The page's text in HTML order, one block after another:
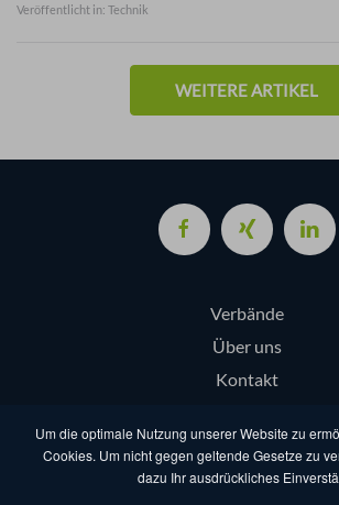
Veröffentlicht in: Technik
WEITERE ARTIKEL
Verbände
Über uns
Kontakt
Datenschutz
Um die optimale Nutzung unserer Website zu
Cookies. Um nicht gegen geltende Gesetze zu
dazu Ihr ausdrückliches